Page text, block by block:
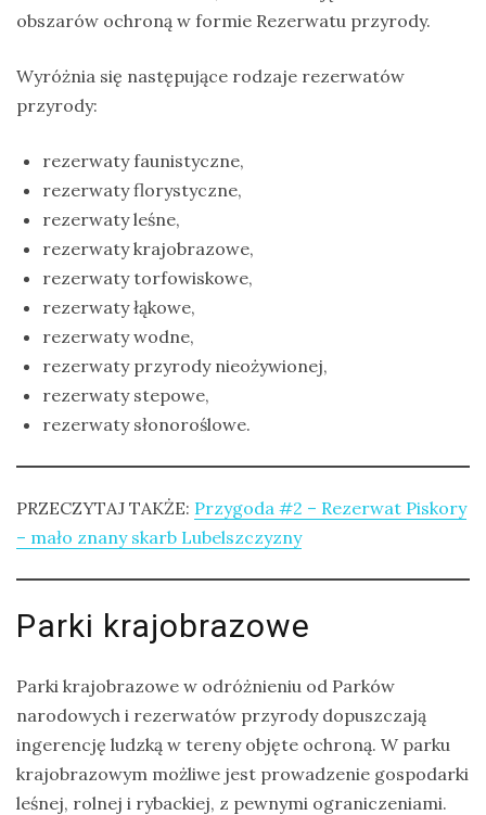
obszarów ochroną w formie Rezerwatu przyrody.
Wyróżnia się następujące rodzaje rezerwatów
przyrody:
rezerwaty faunistyczne,
rezerwaty florystyczne,
rezerwaty leśne,
rezerwaty krajobrazowe,
rezerwaty torfowiskowe,
rezerwaty łąkowe,
rezerwaty wodne,
rezerwaty przyrody nieożywionej,
rezerwaty stepowe,
rezerwaty słonoroślowe.
PRZECZYTAJ TAKŻE: Przygoda #2 – Rezerwat Piskory
– mało znany skarb Lubelszczyzny
Parki krajobrazowe
Parki krajobrazowe w odróżnieniu od Parków
narodowych i rezerwatów przyrody dopuszczają
ingerencję ludzką w tereny objęte ochroną. W parku
krajobrazowym możliwe jest prowadzenie gospodarki
leśnej, rolnej i rybackiej, z pewnymi ograniczeniami.